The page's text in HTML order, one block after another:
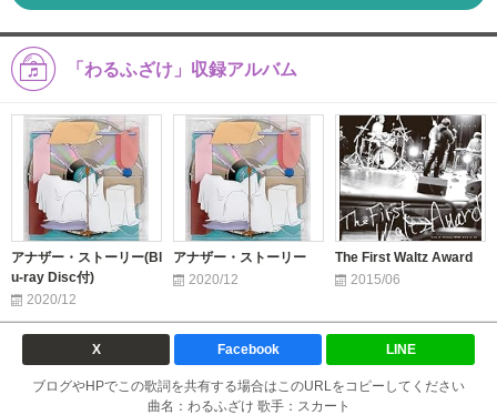
「わるふざけ」収録アルバム
アナザー・ストーリー(Bl
u-ray Disc付)
2020/12
アナザー・ストーリー
2020/12
The First Waltz Award
2015/06
X Facebook LINE
ブログやHPでこの歌詞を共有する場合はこのURLをコピーしてください
曲名：わるふざけ 歌手：スカート